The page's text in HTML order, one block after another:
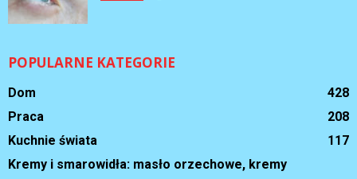
POPULARNE KATEGORIE
Dom
428
Praca
208
Kuchnie świata
117
Kremy i smarowidła: masło orzechowe, kremy